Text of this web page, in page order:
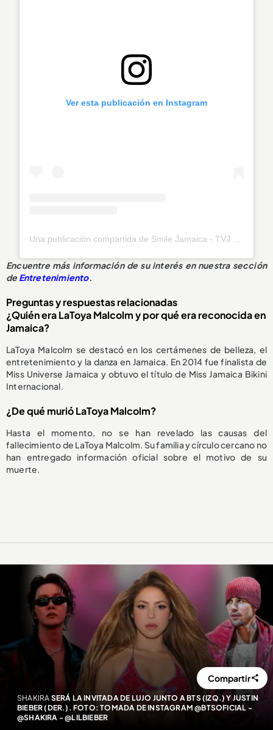
Ver esta publicación en Instagram
Encuentre más información de su interés en nuestra sección
deEntretenimiento.
Preguntas y respuestas relacionadas
¿Quién era LaToya Malcolm y por qué era reconocida en
Jamaica?
LaToya Malcolm se destacó en los certámenes de belleza, el
entretenimiento y la danza en Jamaica. En 2014 fue finalista de
Miss Universe Jamaica y obtuvo el título de Miss Jamaica Bikini
Internacional.
¿De qué murió LaToya Malcolm?
Hasta el momento, no se han revelado las causas del
fallecimiento de LaToya Malcolm. Su familia y círculo cercano no
han entregado información oficial sobre el motivo de su
muerte.
SHAKIRA SERÁ LA INVITADA DE LUJO JUNTO A BTS (IZQ.) Y JUSTIN
BIEBER (DER.). FOTO: TOMADA DE INSTAGRAM @BTSOFICIAL -
@SHAKIRA - @LILBIEBER
Compartir